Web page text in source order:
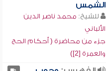
الشمس
للشيخ: محمد ناصر الدين
الألباني
جزء من محاضرة ( أحكام الحج
والعمرة [2])